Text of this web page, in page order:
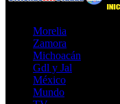
Morelia
Zamora
Michoacán
Gdl y Jal
México
Mundo